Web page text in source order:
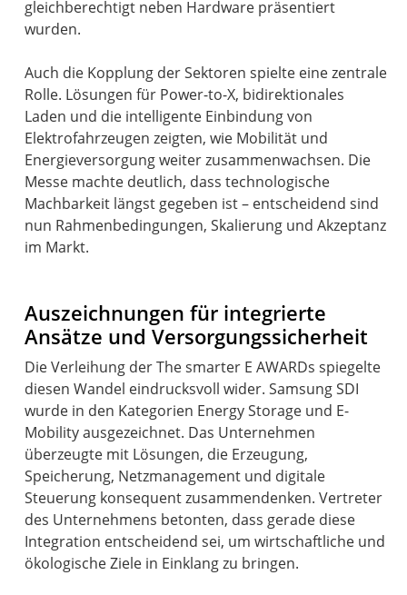
gleichberechtigt neben Hardware präsentiert
wurden.
Auch die Kopplung der Sektoren spielte eine zentrale
Rolle. Lösungen für Power-to-X, bidirektionales
Laden und die intelligente Einbindung von
Elektrofahrzeugen zeigten, wie Mobilität und
Energieversorgung weiter zusammenwachsen. Die
Messe machte deutlich, dass technologische
Machbarkeit längst gegeben ist – entscheidend sind
nun Rahmenbedingungen, Skalierung und Akzeptanz
im Markt.
Auszeichnungen für integrierte
Ansätze und Versorgungssicherheit
Die Verleihung der The smarter E AWARDs spiegelte
diesen Wandel eindrucksvoll wider. Samsung SDI
wurde in den Kategorien Energy Storage und E-
Mobility ausgezeichnet. Das Unternehmen
überzeugte mit Lösungen, die Erzeugung,
Speicherung, Netzmanagement und digitale
Steuerung konsequent zusammendenken. Vertreter
des Unternehmens betonten, dass gerade diese
Integration entscheidend sei, um wirtschaftliche und
ökologische Ziele in Einklang zu bringen.